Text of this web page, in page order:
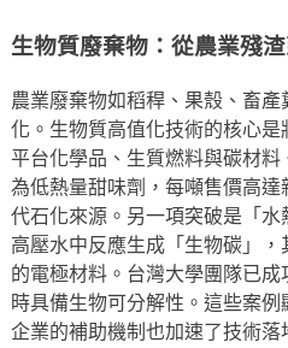
生物質廢棄物：從農業殘
農業廢棄物如稻稈、果殼、畜
化。生物質高值化技術的核心
平台化學品、生質燃料與碳材
為低熱量甜味劑，每噸售價高
代石化來源。另一項突破是「
高壓水中反應生成「生物碳」
的電極材料。台灣大學團隊已
時具備生物可分解性。這些案
企業的補助機制也加速了技術